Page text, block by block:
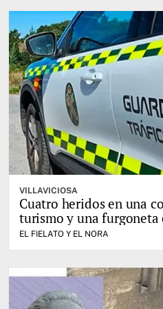
VILLAVICIOSA
Cuatro heridos en una
turismo y una
EL FIELATO Y EL NORA